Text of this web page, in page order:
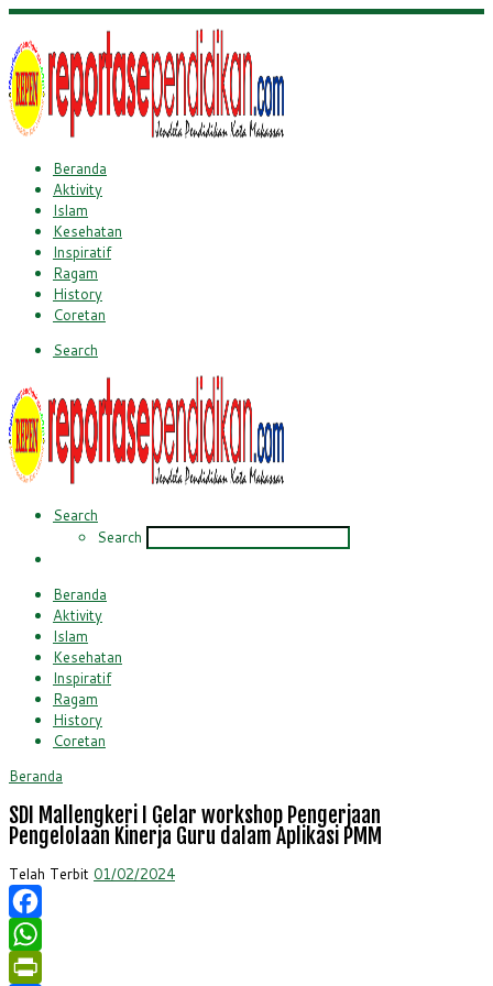
Beranda
Aktivity
Islam
Kesehatan
Inspiratif
Ragam
History
Coretan
Search
Search
Search
Beranda
Aktivity
Islam
Kesehatan
Inspiratif
Ragam
History
Coretan
Beranda
SDI Mallengkeri I Gelar workshop Pengerjaan
Pengelolaan Kinerja Guru dalam Aplikasi PMM
Telah Terbit 01/02/2024
Facebook
WhatsApp